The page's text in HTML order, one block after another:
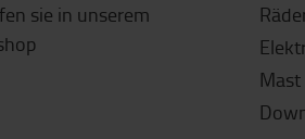
sie in unserem
Mast